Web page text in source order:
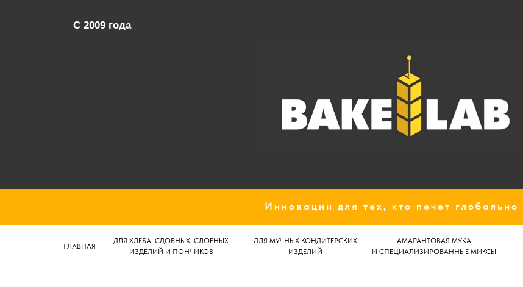
C 2009 года
Инновации для тех, кто печет глобально
ДЛЯ ХЛЕБА, СДОБНЫХ, СЛОЕНЫХ
ИЗДЕЛИЙ И ПОНЧИКОВ
ГЛАВНАЯ
ДЛЯ МУЧНЫХ КОНДИТЕРСКИХ
ИЗДЕЛИЙ
АМАРАНТОВАЯ МУКА
И СПЕЦИАЛИЗИРОВАННЫЕ МИКСЫ